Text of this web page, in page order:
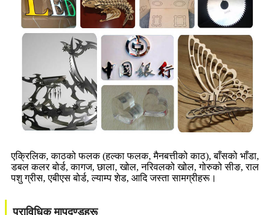
एक्रिलिक, काठको फलक (हल्का फलक, मैनबत्तीको काठ), बाँसको भाँडा,
डबल कलर बोर्ड, कागज, छाला, खोल, नरिवलको खोल, गोरुको सीङ, राल
पशु ग्रीस, एबीएस बोर्ड, ल्याम्प शेड, आदि जस्ता सामग्रीहरू।
प्राविधिक मापदण्डहरू